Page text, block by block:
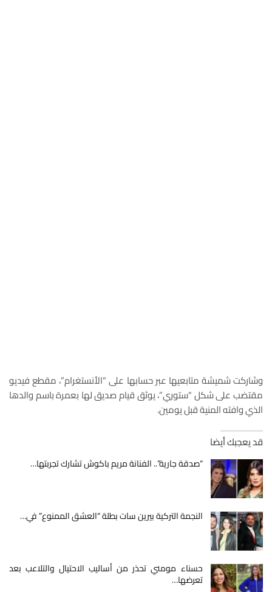
وشاركت شميشة متابعيها عبر حسابها على “الأنستغرام”، مقطع فيديو
مقتضب على شكل “ستوري”، يوثق قيام صديق لها بعمرة باسم والدها
الذي وافته المنية قبل يومين.
قد يعجبك أيضا
“صدقة جارية”.. الفنانة مريم باكوش تشارك تجربتها…
النجمة التركية بيرين سات بطلة “العشق الممنوع” في…
حسناء مومني تحذر من أساليب الاحتيال والتلاعب بعد
تعرضها…